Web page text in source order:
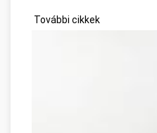
További cikkek